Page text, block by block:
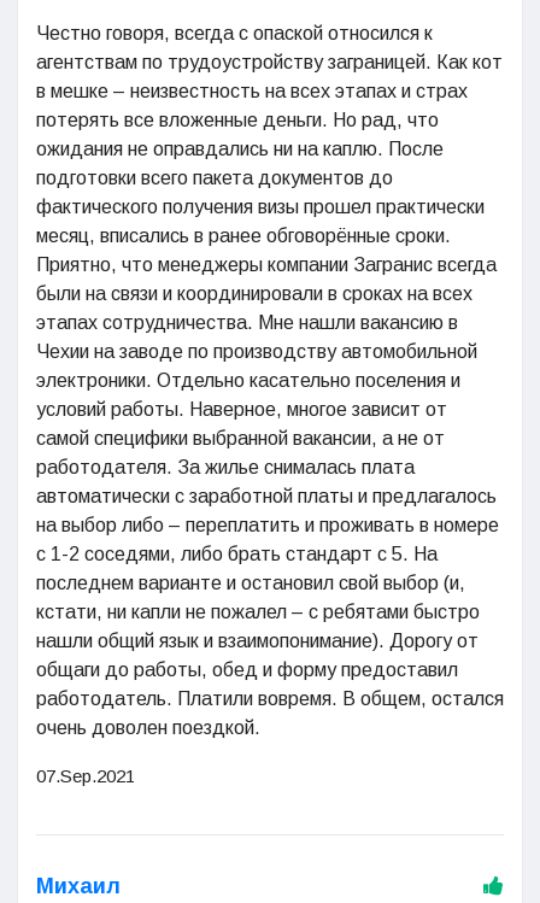
Честно говоря, всегда с опаской относился к
агентствам по трудоустройству заграницей. Как кот
в мешке – неизвестность на всех этапах и страх
потерять все вложенные деньги. Но рад, что
ожидания не оправдались ни на каплю. После
подготовки всего пакета документов до
фактического получения визы прошел практически
месяц, вписались в ранее обговорённые сроки.
Приятно, что менеджеры компании Загранис всегда
были на связи и координировали в сроках на всех
этапах сотрудничества. Мне нашли вакансию в
Чехии на заводе по производству автомобильной
электроники. Отдельно касательно поселения и
условий работы. Наверное, многое зависит от
самой специфики выбранной вакансии, а не от
работодателя. За жилье снималась плата
автоматически с заработной платы и предлагалось
на выбор либо – переплатить и проживать в номере
с 1-2 соседями, либо брать стандарт с 5. На
последнем варианте и остановил свой выбор (и,
кстати, ни капли не пожалел – с ребятами быстро
нашли общий язык и взаимопонимание). Дорогу от
общаги до работы, обед и форму предоставил
работодатель. Платили вовремя. В общем, остался
очень доволен поездкой.
07.Sep.2021
Михаил